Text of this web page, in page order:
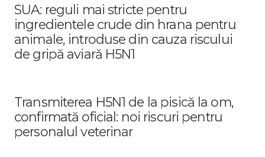
SUA: reguli mai stricte pentru
ingredientele crude din hrana pentru
animale, introduse din cauza riscului
de gripă aviară H5N1
Transmiterea H5N1 de la pisică la om,
confirmată oficial: noi riscuri pentru
personalul veterinar